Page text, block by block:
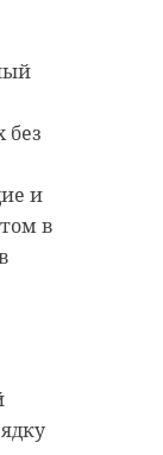
без
и
в
6
до